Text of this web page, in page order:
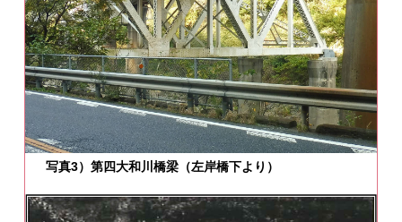
写真3）第四大和川橋梁（左岸橋下より）